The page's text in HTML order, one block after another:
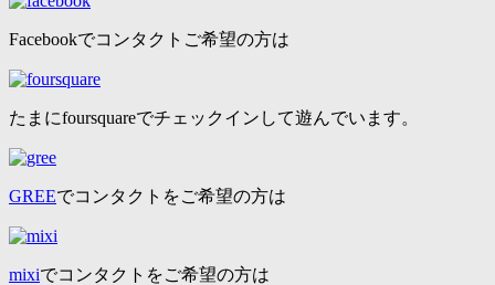
Facebookでコンタクトご希望の方は
たまにfoursquareでチェックインして遊んでいます。
GREEでコンタクトをご希望の方は
mixiでコンタクトをご希望の方は